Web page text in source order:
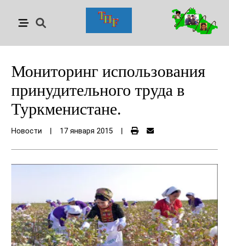
Мониторинг использования
принудительного труда в
Туркменистане.
Новости 17 января 2015